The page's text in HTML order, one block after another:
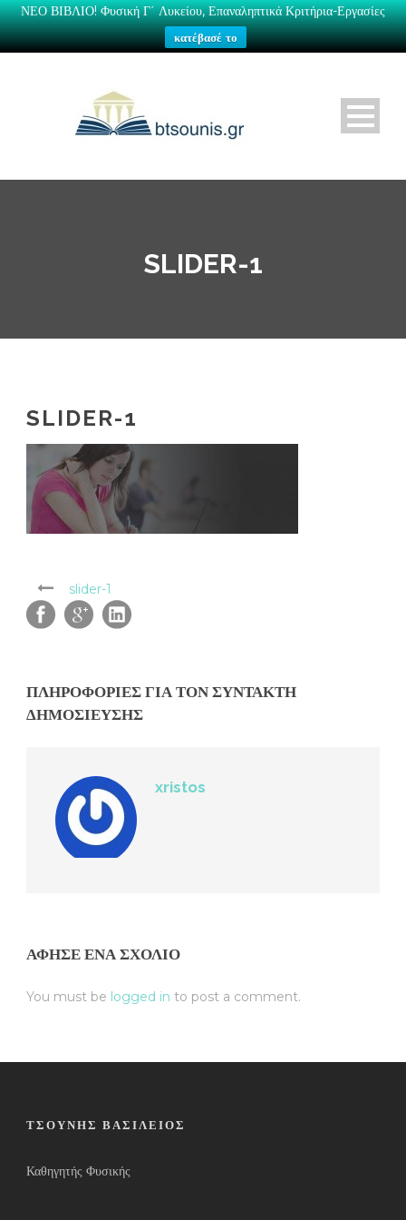
ΝΕΟ ΒΙΒΛΙΟ! Φυσική Γ΄ Λυκείου, Επαναληπτικά Κριτήρια-Εργασίες
κατέβασέ το
SLIDER-1
SLIDER-1
slider-1
ΠΛΗΡΟΦΟΡΊΕΣ ΓΙΑ ΤΟΝ ΣΥΝΤΆΚΤΗ
ΔΗΜΟΣΊΕΥΣΗΣ
xristos
ΆΦΗΣΕ ΈΝΑ ΣΧΌΛΙΟ
You must be logged in to post a comment.
ΤΣΟΎΝΗΣ ΒΑΣΊΛΕΙΟΣ
Καθηγητής Φυσικής